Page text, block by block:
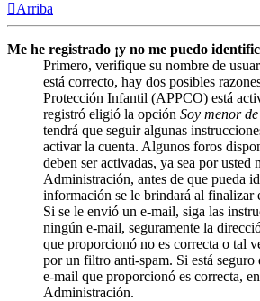
Arriba
Me he registrado ¡y no me puedo
Primero, verifique su nombre de
está correcto, hay dos posibles
Protección Infantil (APPCO) está
registró eligió la opción Soy menor
tendrá que seguir algunas
activar la cuenta. Algunos foros
deben ser activadas, ya sea por usted
Administración, antes de que pueda
información se le brindará al finalizar
Si se le envió un e-mail, siga las
ningún e-mail, seguramente la
que proporcionó no es correcta o tal
por un filtro anti-spam. Si está seguro
e-mail que proporcionó es correcta,
Administración.